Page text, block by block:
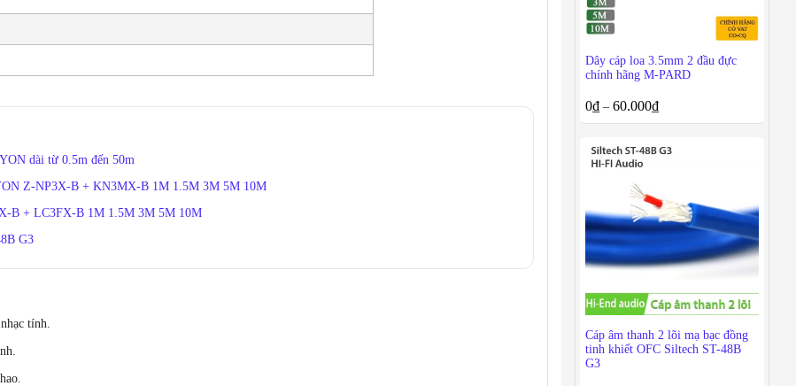
dài từ 0.5m đến 50m
Z-NP3X-B + KN3MX-B 1M 1.5M 3M 5M 10M
B + LC3FX-B 1M 1.5M 3M 5M 10M
G3
tính.
Dây cáp loa 3.5mm 2 đầu đực
chính hãng M-PARD
0₫ –60.000₫
Cáp âm thanh 2 lõi mạ bạc đồng
tinh khiết OFC Siltech ST-48B
G3